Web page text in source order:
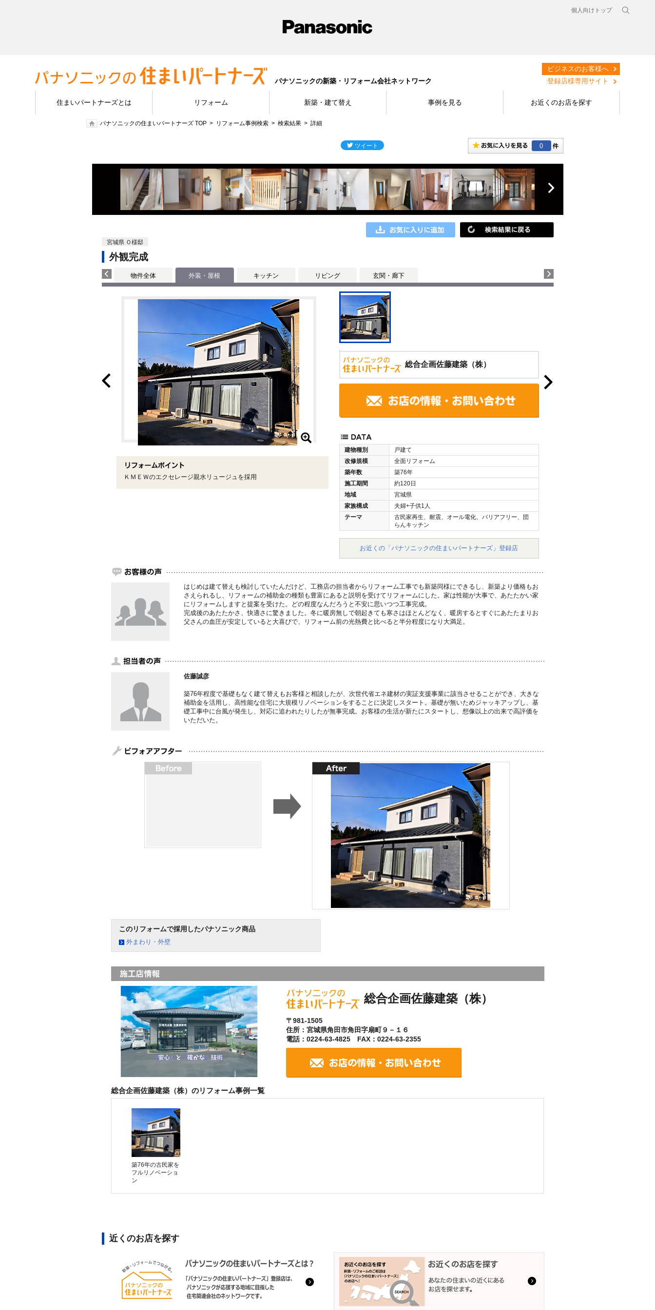
個人向けトップ
パナソニックの新築・リフォーム会社ネットワーク
ビジネスのお客様へ
登録店様専用サイト
住まいパートナーズとは リフォーム 新築・建て替え 事例を見る お近くのお店を探す
パナソニックの住まいパートナーズ TOP リフォーム事例検索 検索結果 詳細
0
宮城県 Ｏ様邸
外観完成
物件全体 外装・屋根 キッチン リビング 玄関・廊下
総合企画佐藤建築（株）
建物種別
戸建て
改修規模
全面リフォーム
築年数
築76年
施工期間
約120日
地域
宮城県
家族構成
夫婦+子供1人
テーマ
古民家再生、耐震、オール電化、バリアフリー、団
らんキッチン
お近くの「パナソニックの住まいパートナーズ」登録店
ＫＭＥＷのエクセレージ親水リュージュを採用
はじめは建て替えも検討していたんだけど、工務店の担当者からリフォーム工事でも新築同様にできるし、新築より価格もお
さえられるし、リフォームの補助金の種類も豊富にあると説明を受けてリフォームにした。家は性能が大事で、あたたかい家
にリフォームしますと提案を受けた。どの程度なんだろうと不安に思いつつ工事完成。
完成後のあたたかさ、快適さに驚きました。冬に暖房無しで朝起きても寒さはほとんどなく、暖房するとすぐにあたたまりお
父さんの血圧が安定していると大喜びで、リフォーム前の光熱費と比べると半分程度になり大満足。
佐藤誠彦
築76年程度で基礎もなく建て替えもお客様と相談したが、次世代省エネ建材の実証支援事業に該当させることができ、大きな
補助金を活用し、高性能な住宅に大規模リノベーションをすることに決定しスタート。基礎が無いためジャッキアップし、基
礎工事中に台風が発生し、対応に追われたりしたが無事完成。お客様の生活が新たにスタートし、想像以上の出来で高評価を
いただいた。
このリフォームで採用したパナソニック商品
外まわり・外壁
総合企画佐藤建築（株）
〒981-1505
住所：宮城県角田市角田字扇町９－１６
電話：0224-63-4825 FAX：0224-63-2355
総合企画佐藤建築（株）のリフォーム事例一覧
築76年の古民家を
フルリノベーショ
ン
近くのお店を探す